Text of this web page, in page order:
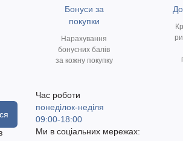
Бонуси за
покупки
Нарахування
бонусних балів
за кожну покупку
Час роботи
понеділок-неділя
09:00-18:00
Ми в соціальних мережах: